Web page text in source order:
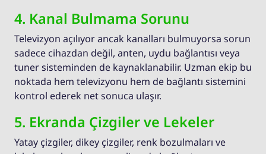
4. Kanal Bulmama Sorunu
Televizyon açılıyor ancak kanalları bulmuyorsa sorun
sadece cihazdan değil, anten, uydu bağlantısı veya
tuner sisteminden de kaynaklanabilir. Uzman ekip bu
noktada hem televizyonu hem de bağlantı sistemini
kontrol ederek net sonuca ulaşır.
5. Ekranda Çizgiler ve Lekeler
Yatay çizgiler, dikey çizgiler, renk bozulmaları ve